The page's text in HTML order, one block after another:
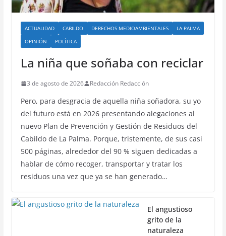
ACTUALIDAD CABILDO DERECHOS MEDIOAMBIENTALES
LA PALMA
OPINIÓN
POLÍTICA
La niña que soñaba con reciclar
3 de agosto de 2026 Redacción Redacción
Pero, para desgracia de aquella niña soñadora, su yo
del futuro está en 2026 presentando alegaciones al
nuevo Plan de Prevención y Gestión de Residuos del
Cabildo de La Palma. Porque, tristemente, de sus casi
500 páginas, alrededor del 90 % siguen dedicadas a
hablar de cómo recoger, transportar y tratar los
residuos una vez que ya se han generado…
El angustioso
grito de la
naturaleza